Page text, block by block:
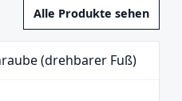
Alle Produkte sehen